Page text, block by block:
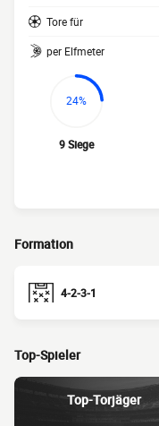
Tore für
per Elfmeter
24%
9 Siege
Formation
4-2-3-1
Top-Spieler
Top-Torjäger